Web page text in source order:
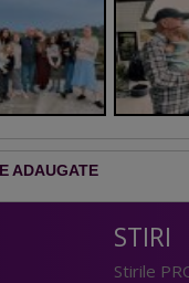
ADAUGATE
STIRI
Stirile